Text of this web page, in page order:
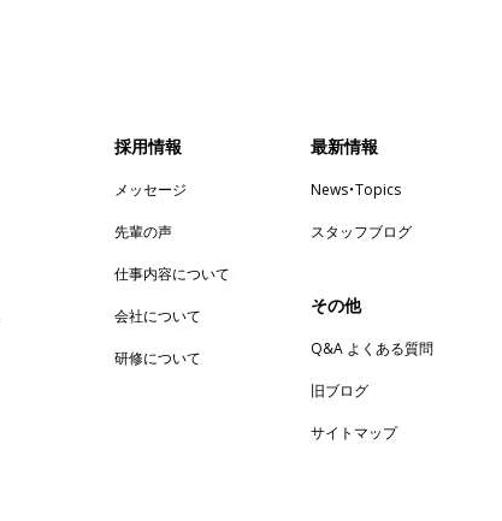
採用情報
メッセージ
先輩の声
仕事内容について
会社について
研修について
最新情報
News・Topics
スタッフブログ
その他
Q&A よくある質問
旧ブログ
サイトマップ